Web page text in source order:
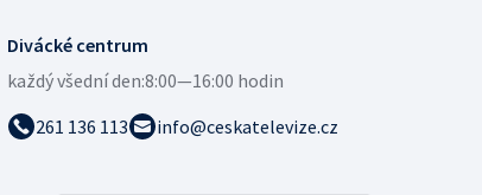
Divácké centrum
každý všední den:8:00—16:00 hodin
261 136 113
info@ceskatelevize.cz